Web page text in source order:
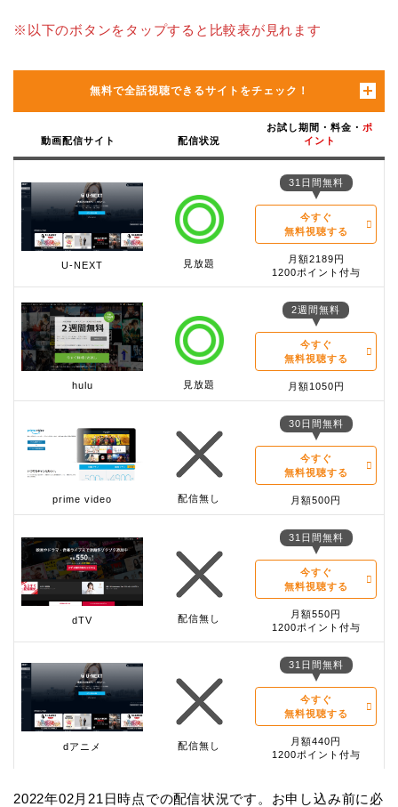
※以下のボタンをタップすると比較表が見れます
無料で全話視聴できるサイトをチェック！
動画配信サイト 配信状況
お試し期間・料金・ ポ
イント
U-NEXT 見放題
31日間無料
今すぐ
無料視聴する
月額2189円
1200ポイント付与
hulu 見放題
2週間無料
今すぐ
無料視聴する
月額1050円
prime video 配信無し
30日間無料
今すぐ
無料視聴する
月額500円
dTV 配信無し
31日間無料
今すぐ
無料視聴する
月額550円
1200ポイント付与
dアニメ 配信無し
31日間無料
今すぐ
無料視聴する
月額440円
1200ポイント付与
2022年02月21日時点での配信状況です。お申し込み前に必